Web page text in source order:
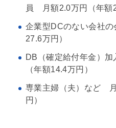
員 月額2.0万円（年額
企業型DCのない会社
27.6万円）
DB（確定給付年金）
（年額14.4万円）
専業主婦（夫）など
円）